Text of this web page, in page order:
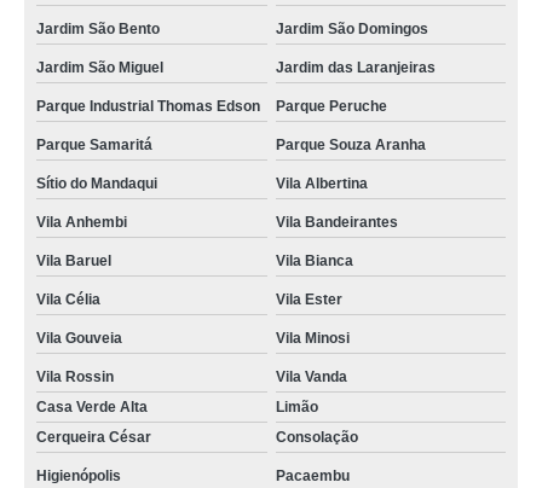
Jardim São Bento Jardim São Domingos
Jardim São Miguel Jardim das Laranjeiras
Parque Industrial Thomas Edson Parque Peruche
Parque Samaritá Parque Souza Aranha
Sítio do Mandaqui Vila Albertina
Vila Anhembi Vila Bandeirantes
Vila Baruel Vila Bianca
Vila Célia Vila Ester
Vila Gouveia Vila Minosi
Vila Rossin
Vila Vanda
Casa Verde Alta
Limão
Cerqueira César
Consolação
Higienópolis Pacaembu